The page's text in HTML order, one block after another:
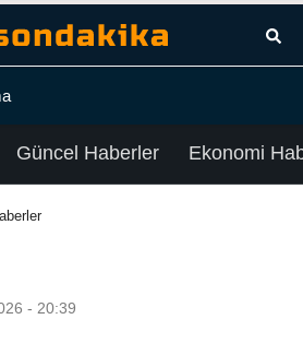
Güncel Haberler Ekonomi
- 20:39